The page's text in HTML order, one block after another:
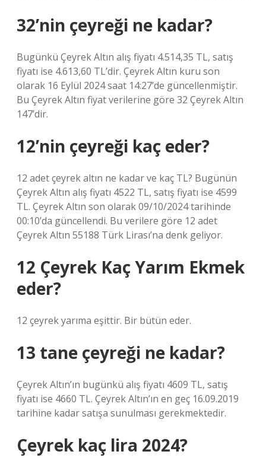
32’nin çeyreği ne kadar?
Bugünkü Çeyrek Altın alış fiyatı 4.514,35 TL, satış
fiyatı ise 4.613,60 TL’dir. Çeyrek Altın kuru son
olarak 16 Eylül 2024 saat 14:27’de güncellenmiştir.
Bu Çeyrek Altın fiyat verilerine göre 32 Çeyrek Altın
147’dir.
12’nin çeyreği kaç eder?
12 adet çeyrek altın ne kadar ve kaç TL? Bugünün
Çeyrek Altın alış fiyatı 4522 TL, satış fiyatı ise 4599
TL. Çeyrek Altın son olarak 09/10/2024 tarihinde
00:10’da güncellendi. Bu verilere göre 12 adet
Çeyrek Altın 55188 Türk Lirası’na denk geliyor.
12 Çeyrek Kaç Yarım Ekmek
eder?
12 çeyrek yarıma eşittir. Bir bütün eder.
13 tane çeyreği ne kadar?
Çeyrek Altın’ın bugünkü alış fiyatı 4609 TL, satış
fiyatı ise 4660 TL. Çeyrek Altın’ın en geç 16.09.2019
tarihine kadar satışa sunulması gerekmektedir.
Çeyrek kaç lira 2024?